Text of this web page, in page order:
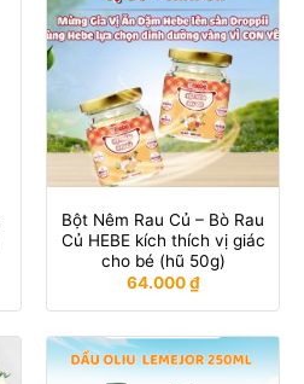
Bột Nêm Rau Củ – Bò Rau
Củ HEBE kích thích vị giác
cho bé (hũ 50g)
64.000₫